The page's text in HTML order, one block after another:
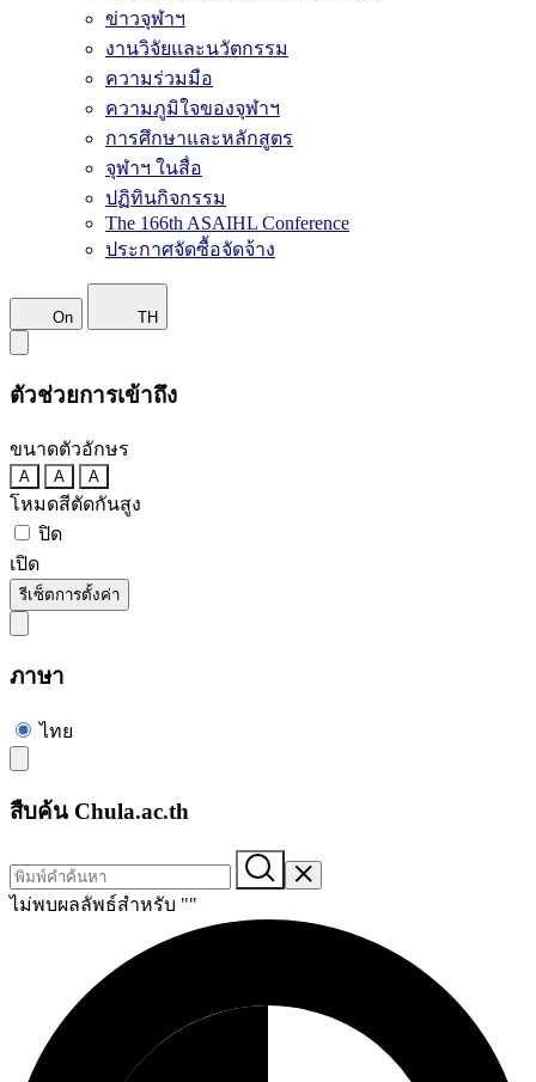
ข่าวจุฬาฯ
งานวิจัยและนวัตกรรม
ความร่วมมือ
ความภูมิใจของจุฬาฯ
การศึกษาและหลักสูตร
จุฬาฯ ในสื่อ
ปฏิทินกิจกรรม
The 166th ASAIHL Conference
ประกาศจัดซื้อจัดจ้าง
On TH
ตัวช่วยการเข้าถึง
ขนาดตัวอักษร
A A A
โหมดสีตัดกันสูง
ปิด
เปิด
รีเซ็ตการตั้งค่า
ภาษา
ไทย
สืบค้น Chula.ac.th
ไม่พบผลลัพธ์สำหรับ ""